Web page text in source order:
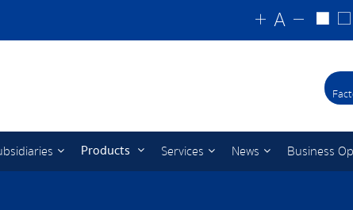
Products Services News Business